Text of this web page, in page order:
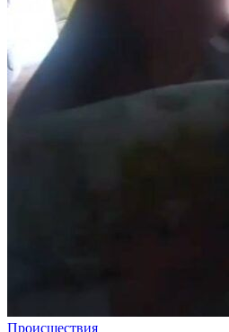
Происшествия